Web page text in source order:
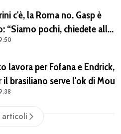
c'è, la Roma no. Gasp è
“Siamo pochi, chiedete all
si può fare”
lavora per Fofana e Endrick,
il brasiliano serve l'ok di Mou